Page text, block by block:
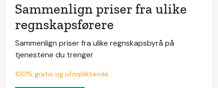
Sammenlign priser fra ulike
regnskapsførere
Sammenlign priser fra ulike regnskapsbyrå på
tjenestene du trenger
100% gratis og uforpliktende